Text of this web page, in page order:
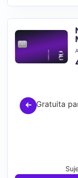
Gratuita